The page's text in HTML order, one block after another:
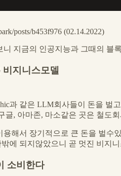
posts/b453f976 (02.14.2022)
니 지금의 인공지능과 그때의 블
지니스모델
과 같은 LLM회사들이 돈을 벌
글, 아마존, 마소같은 곳은 철도
용해서 장기적으로 큰 돈을 벌수
에 되지않았으니 곧 멋진 비지
소비한다